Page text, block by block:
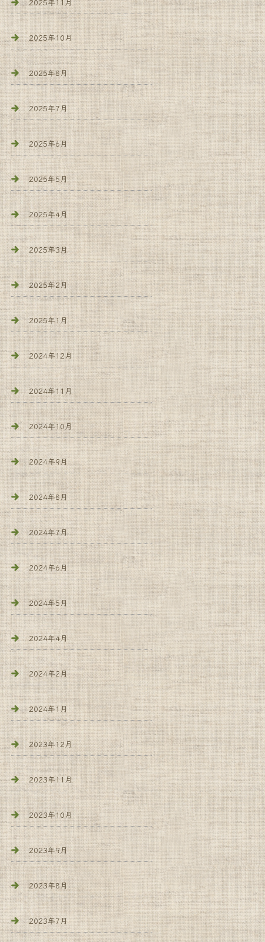
2025年10月
2025年8月
2025年7月
2025年6月
2025年5月
2025年4月
2025年3月
2025年2月
2025年1月
2024年12月
2024年11月
2024年10月
2024年9月
2024年8月
2024年7月
2024年6月
2024年5月
2024年4月
2024年2月
2024年1月
2023年12月
2023年11月
2023年10月
2023年9月
2023年8月
2023年7月